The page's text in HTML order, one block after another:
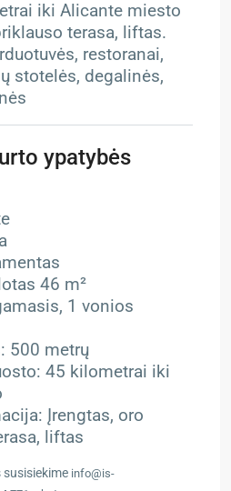
iki Alicante miesto
terasa, liftas.
restoranai,
stotelės, degalinės,
ypatybės
46 m²
1 vonios
500 metrų
45 kilometrai iki
Įrengtas, oro
liftas
info@is-